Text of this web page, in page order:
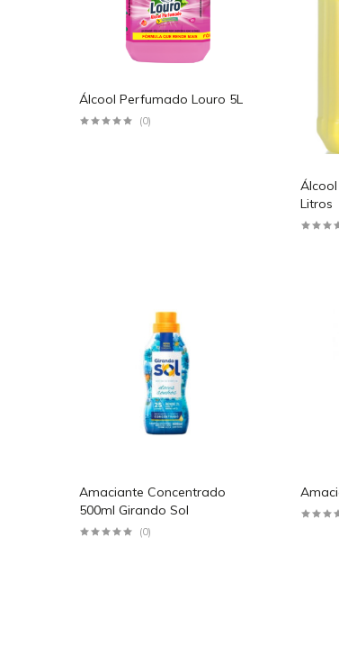
Álcool Perfumado Louro 5L
(0)
Litros
Amaciante Concentrado
500ml Girando Sol
(0)